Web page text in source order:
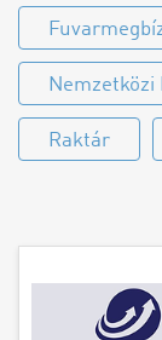
Raktár